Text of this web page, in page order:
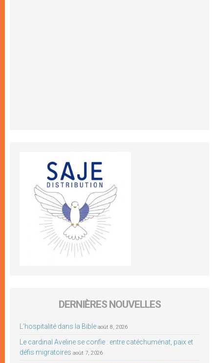
DERNIÈRES NOUVELLES
L’hospitalité dans la Bible août 8, 2026
Le cardinal Aveline se confie : entre catéchuménat, paix et
défis migratoires août 7, 2026